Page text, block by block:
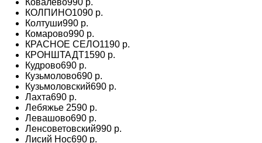
КОЛПИНО1090 р.
Колтуши990 р.
Комарово990 р.
КРАСНОЕ СЕЛО1190 р.
КРОНШТАДТ1590 р.
Кудрово690 р.
Кузьмолово690 р.
Кузьмоловский690 р.
Лахта690 р.
Лебяжье 2590 р.
Левашово690 р.
Ленсоветовский990 р.
Лисий Нос690 р.